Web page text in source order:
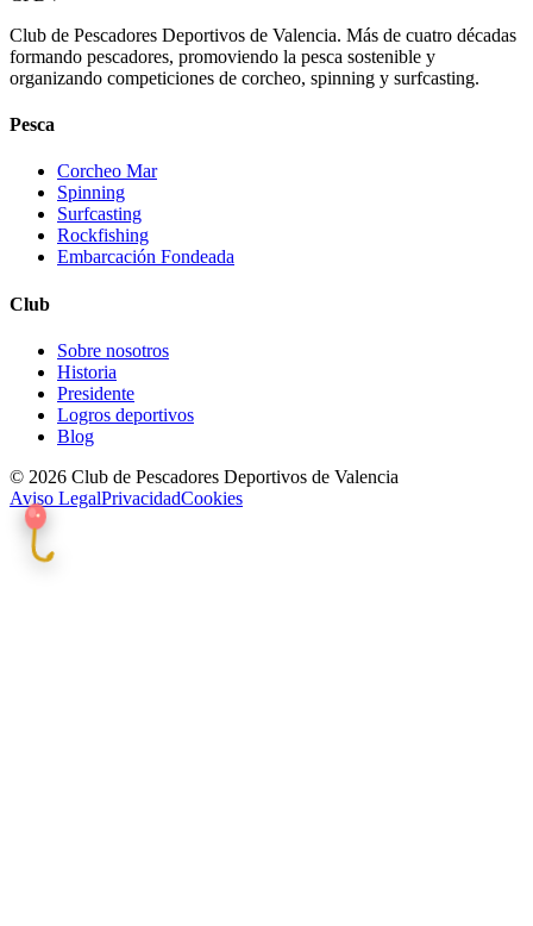
Club de Pescadores Deportivos de Valencia. Más de cuatro décadas
formando pescadores, promoviendo la pesca sostenible y
organizando competiciones de corcheo, spinning y surfcasting.
Pesca
Corcheo Mar
Spinning
Surfcasting
Rockfishing
Embarcación Fondeada
Club
Sobre nosotros
Historia
Presidente
Logros deportivos
Blog
© 2026 Club de Pescadores Deportivos de Valencia
Aviso LegalPrivacidadCookies